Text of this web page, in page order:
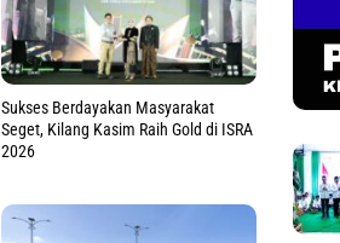
Sukses Berdayakan Masyarakat
Seget, Kilang Kasim Raih Gold di ISRA
2026